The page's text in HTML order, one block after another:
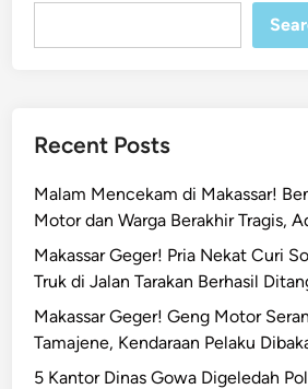
Recent Posts
Malam Mencekam di Makassar!
Motor dan Warga Berakhir Tragis,
Makassar Geger! Pria Nekat Curi
Truk di Jalan Tarakan Berhasil
Makassar Geger! Geng Motor
Tamajene, Kendaraan Pelaku
5 Kantor Dinas Gowa Digeledah